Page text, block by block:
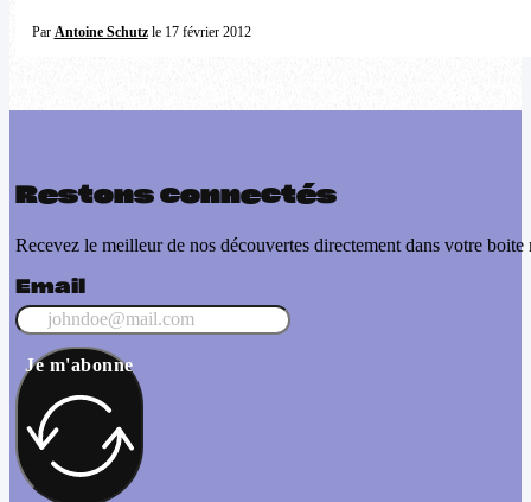
Par Antoine Schutzle 17 février 2012
Restons connectés
Recevez le meilleur de nos découvertes directement dans votre boite
Email
Je m'abonne